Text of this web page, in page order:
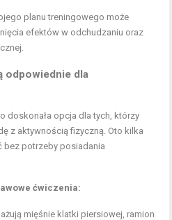
planu treningowego może
efektów w odchudzaniu oraz
odpowiednie dla
doskonała opcja dla tych, którzy
z aktywnością fizyczną. Oto kilka
bez potrzeby posiadania
ćwiczenia:
mięśnie klatki piersiowej, ramion